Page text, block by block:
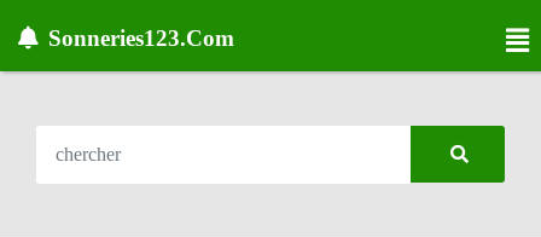
Sonneries123.Com